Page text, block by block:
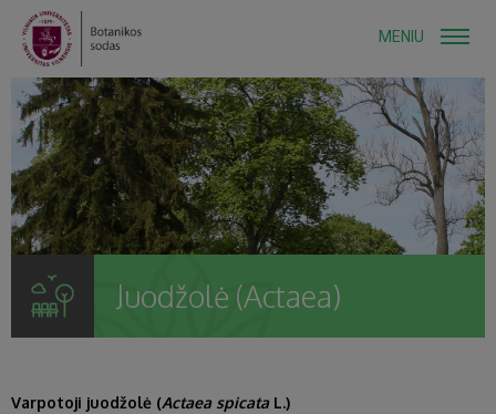
MENIU
Juodžolė (Actaea)
Varpotoji juodžolė (Actaea spicataL.)